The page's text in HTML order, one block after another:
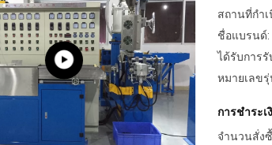
สถานที่กำเ
ชื่อแบรนด์:
ได้รับการรั
หมายเลขรุ่
การชำระเ
จำนวนสั่ง